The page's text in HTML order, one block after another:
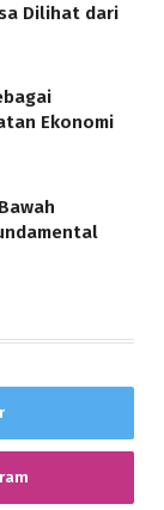
Dilihat dari
Ekonomi